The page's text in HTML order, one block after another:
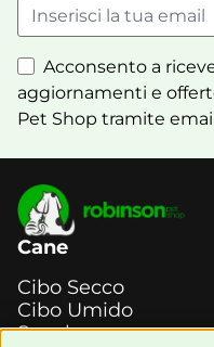
Acconsento a
aggiornamenti e
Pet Shop tramite
Cane
Cibo Secco
Cibo Umido
Snack e